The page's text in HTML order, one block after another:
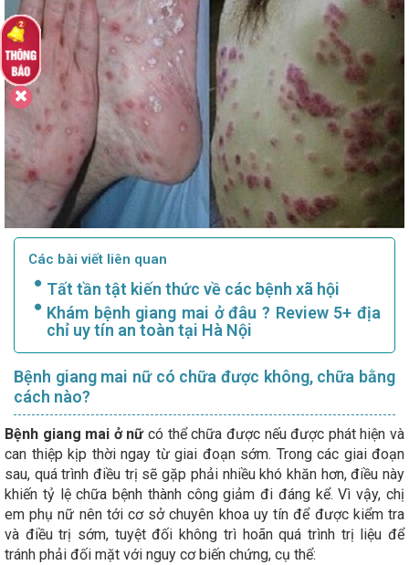
Các bài viết liên quan
Tất tần tật kiến thức về các bệnh xã hội
Khám bệnh giang mai ở đâu ? Review 5+ địa
chỉ uy tín an toàn tại Hà Nội
Bệnh giang mai nữ có chữa được không, chữa bằng
cách nào?
Bệnh giang mai ở nữcó thể chữa được nếu được phát hiện và
can thiệp kịp thời ngay từ giai đoạn sớm. Trong các giai đoạn
sau, quá trình điều trị sẽ gặp phải nhiều khó khăn hơn, điều này
khiến tỷ lệ chữa bệnh thành công giảm đi đáng kể. Vì vậy, chị
em phụ nữ nên tới cơ sở chuyên khoa uy tín để được kiểm tra
và điều trị sớm, tuyệt đối không trì hoãn quá trình trị liệu để
tránh phải đối mặt với nguy cơ biến chứng, cụ thể: